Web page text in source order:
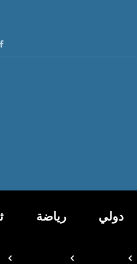
دولي رياضة